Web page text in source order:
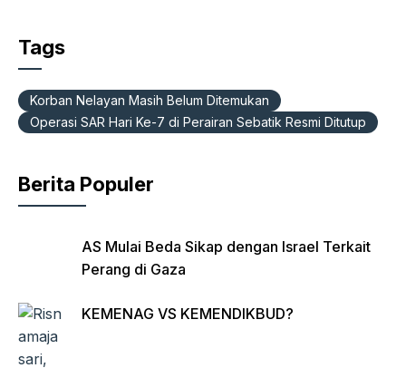
c
e
b
o
k
A
p
a
m
ie
n
Tags
Korban Nelayan Masih Belum Ditemukan
Operasi SAR Hari Ke-7 di Perairan Sebatik Resmi Ditutup
Berita Populer
AS Mulai Beda Sikap dengan Israel Terkait
Perang di Gaza
KEMENAG VS KEMENDIKBUD?